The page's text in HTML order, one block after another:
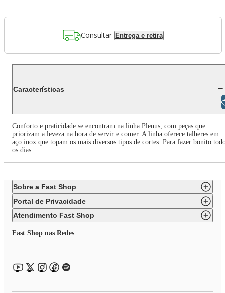
Consultar Entrega e retira
Características
Conforto e praticidade se encontram na linha Plenus, com peças que
priorizam a leveza na hora de servir e comer. A linha oferece talheres em
aço inox que topam os mais diversos tipos de cortes. Para fazer bonito
os dias.
Sobre a Fast Shop
Portal de Privacidade
Atendimento Fast Shop
Fast Shop nas Redes